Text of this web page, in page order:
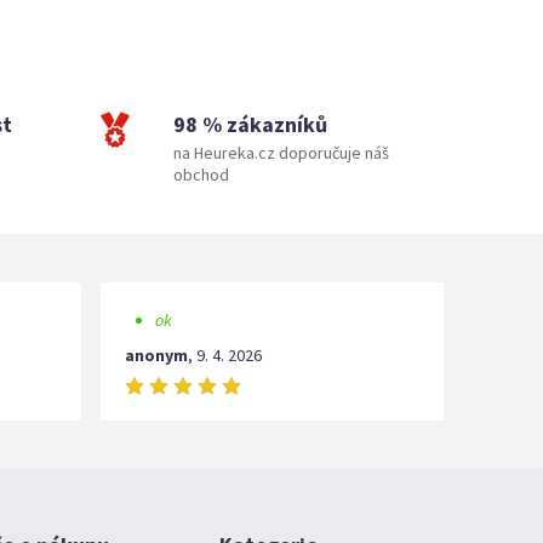
98 % zákazníků
na Heureka.cz doporučuje náš
obchod
ok
anonym, 9. 4. 2026